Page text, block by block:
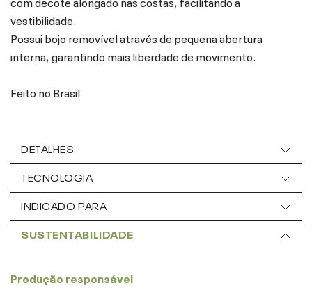
vestibilidade.
Possui bojo removível através de pequena abertura
interna, garantindo mais liberdade de movimento.
Feito no Brasil
DETALHES
TECNOLOGIA
INDICADO PARA
SUSTENTABILIDADE
Produção responsável